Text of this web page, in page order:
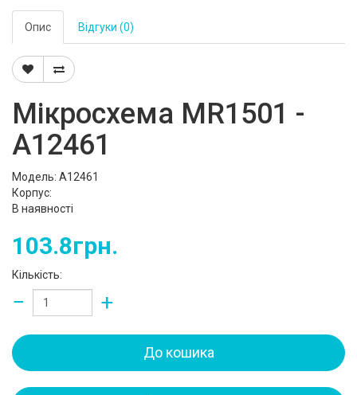
Опис Відгуки (0)
Мікросхема MR1501 -
A12461
Модель: A12461
Корпус:
В наявності
103.8грн.
Кількість:
− +
До кошика